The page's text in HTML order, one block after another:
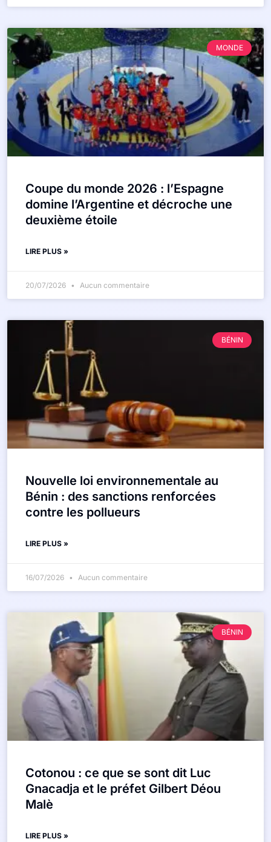
MONDE
Coupe du monde 2026 : l’Espagne
domine l’Argentine et décroche une
deuxième étoile
LIRE PLUS »
20/07/2026 Aucun commentaire
BÉNIN
Nouvelle loi environnementale au
Bénin : des sanctions renforcées
contre les pollueurs
LIRE PLUS »
16/07/2026 Aucun commentaire
BÉNIN
Cotonou : ce que se sont dit Luc
Gnacadja et le préfet Gilbert Déou
Malè
LIRE PLUS »